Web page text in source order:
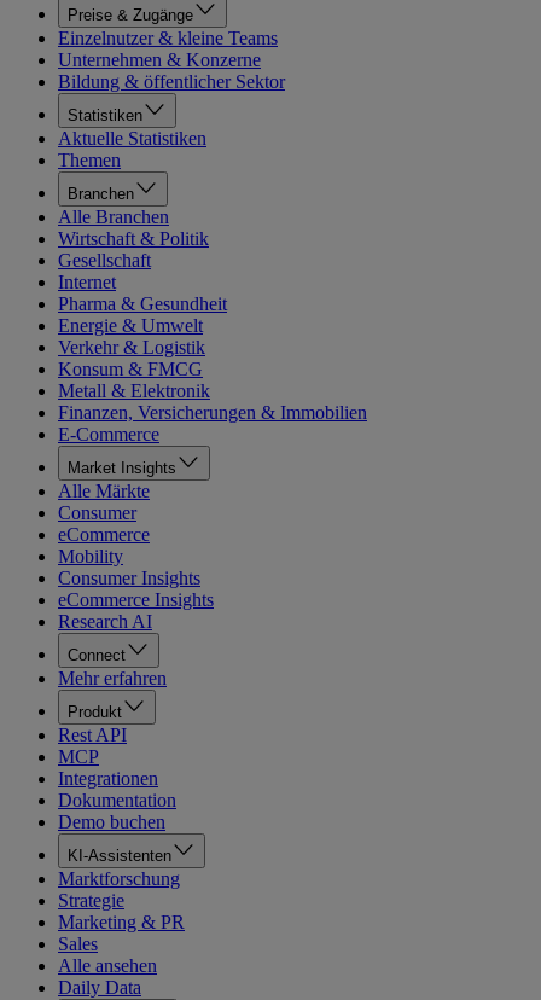
Preise & Zugänge
Einzelnutzer & kleine Teams
Unternehmen & Konzerne
Bildung & öffentlicher Sektor
Statistiken
Aktuelle Statistiken
Themen
Branchen
Alle Branchen
Wirtschaft & Politik
Gesellschaft
Internet
Pharma & Gesundheit
Energie & Umwelt
Verkehr & Logistik
Konsum & FMCG
Metall & Elektronik
Finanzen, Versicherungen & Immobilien
E-Commerce
Market Insights
Alle Märkte
Consumer
eCommerce
Mobility
Consumer Insights
eCommerce Insights
Research AI
Connect
Mehr erfahren
Produkt
Rest API
MCP
Integrationen
Dokumentation
Demo buchen
KI-Assistenten
Marktforschung
Strategie
Marketing & PR
Sales
Alle ansehen
Daily Data